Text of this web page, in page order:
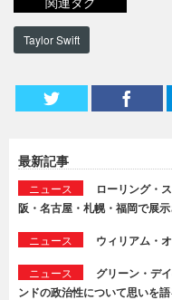
Taylor Swift
最新記事
ニュース
ローリング・
阪・名古屋・札幌・福岡で展
ニュース ウィリアム・
ニュース
グリーン・デ
ンドの政治性について思いを